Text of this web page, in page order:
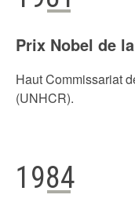
Prix Nobel de
Haut Commissariat
(UNHCR).
1984